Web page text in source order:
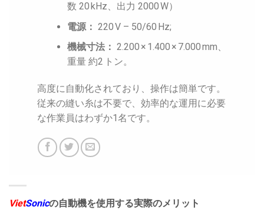
数 20 kHz、出力 2000 W）
電源： 220 V – 50/60 Hz;
機械寸法： 2.200 × 1.400 × 7.000 mm、
重量 約2 トン。
高度に自動化されており、操作は簡単です。
従来の縫い糸は不要で、効率的な運用に必要
な作業員はわずか1名です。
VietSonicの自動機を使用する実際のメリット